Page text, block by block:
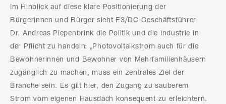
Im Hinblick auf diese klare Positionierung der
Bürgerinnen und Bürger sieht E3/DC-Geschäftsführer
Dr. Andreas Piepenbrink die Politik und die Industrie in
der Pflicht zu handeln: „Photovoltaikstrom auch für die
Bewohnerinnen und Bewohner von Mehrfamilienhäusern
zugänglich zu machen, muss ein zentrales Ziel der
Branche sein. Es gilt hier, den Zugang zu sauberem
Strom vom eigenen Hausdach konsequent zu erleichtern.